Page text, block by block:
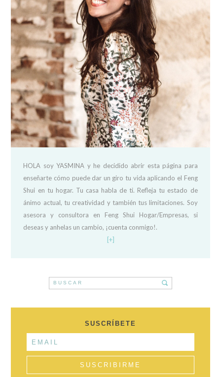
HOLA soy YASMINA y he decidido abrir esta página para
enseñarte cómo puede dar un giro tu vida aplicando el Feng
Shui en tu hogar. Tu casa habla de ti. Refleja tu estado de
ánimo actual, tu creatividad y también tus limitaciones. Soy
asesora y consultora en Feng Shui Hogar/Empresas, si
deseas y anhelas un cambio, ¡cuenta conmigo!.
[+]
SUSCRÍBETE